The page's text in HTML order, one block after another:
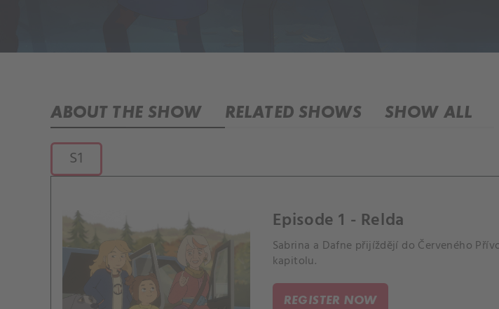
ABOUT THE SHOW RELATED SHOWS SHOW ALL
S1
Episode 1 - Relda
Sabrina a Dafne přijíždějí do Červeného
kapitolu.
REGISTER NOW